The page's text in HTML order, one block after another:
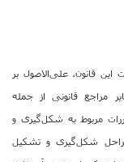
این قانون، علی‌الاصول بر
قانونی از جمله
مربوط به شكل‌گیری و
شكل‌گیری و تشكیل